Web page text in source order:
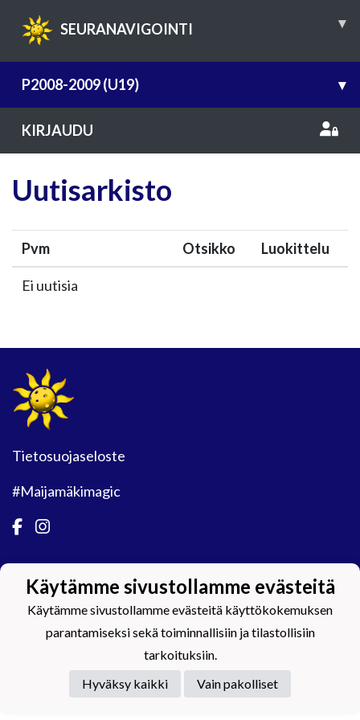
SEURANAVIGOINTI ▾
P2008-2009 (U19) ▾
KIRJAUDU
Uutisarkisto
Pvm Otsikko Luokittelu
Ei uutisia
Tietosuojaseloste
#Maijamäkimagic
Powered by
Käytämme sivustollamme evästeitä
Käytämme sivustollamme evästeitä käyttökokemuksen
parantamiseksi sekä toiminnallisiin ja tilastollisiin
tarkoituksiin.
Hyväksy kaikki
Vain pakolliset